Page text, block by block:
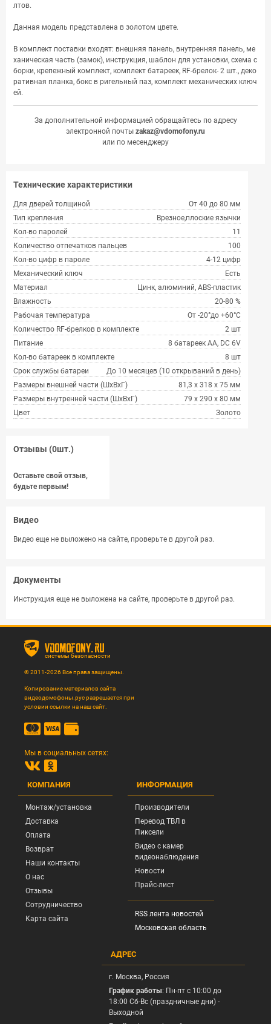
лтов.
Данная модель представлена в золотом цвете.
В комплект поставки входят: внешняя панель, внутренняя панель, ме
ханическая часть (замок), инструкция, шаблон для установки, схема с
борки, крепежный комплект, комплект батареек, RF-брелок- 2 шт., деко
ративная планка, бокс в ригельный паз, комплект механических ключ
ей.
За дополнительной информацией обращайтесь по адресу
электронной почты zakaz@vdomofony.ru
или по месенджеру
Технические характеристики
Для дверей толщиной
От 40 до 80 мм
Тип крепления
Врезное,плоские язычки
Кол-во паролей
11
Количество отпечатков пальцев
100
Кол-во цифр в пароле
4-12 цифр
Механический ключ
Есть
Материал
Цинк, алюминий, ABS-пластик
Влажность
20-80 %
Рабочая температура
От -20°до +60°C
Количество RF-брелков в комплекте
2 шт
Питание
8 батареек АА, DC 6V
Кол-во батареек в комплекте
8 шт
Срок службы батареи
До 10 месяцев (10 открываний в день)
Размеры внешней части (ШxВxГ)
81,3 х 318 х 75 мм
Размеры внутренней части (ШxВxГ)
79 х 290 х 80 мм
Цвет
Золото
Отзывы (0шт.)
Оставьте свой отзыв,
будьте первым!
Видео
Видео еще не выложено на сайте, проверьте в другой раз.
Документы
Инструкция еще не выложена на сайте, проверьте в другой раз.
vdomofony.ru
системы безопасности
© 2011-2026 Все права защищены.
Копирование материалов сайта
видеодомофоны.рус разрешается при
условии ссылки на наш сайт.
Мы в социальных сетях:
КОМПАНИЯ
Монтаж/установка
Доставка
Оплата
Возврат
Наши контакты
О нас
Отзывы
Сотрудничество
Карта сайта
ИНФОРМАЦИЯ
Производители
Перевод ТВЛ в
Пиксели
Видео с камер
видеонаблюдения
Новости
Прайс-лист
RSS лента новостей
Московская область
АДРЕС
г. Москва, Россия
График работы: Пн-пт с 10:00 до
18:00 Сб-Вс (праздничные дни) -
Выходной